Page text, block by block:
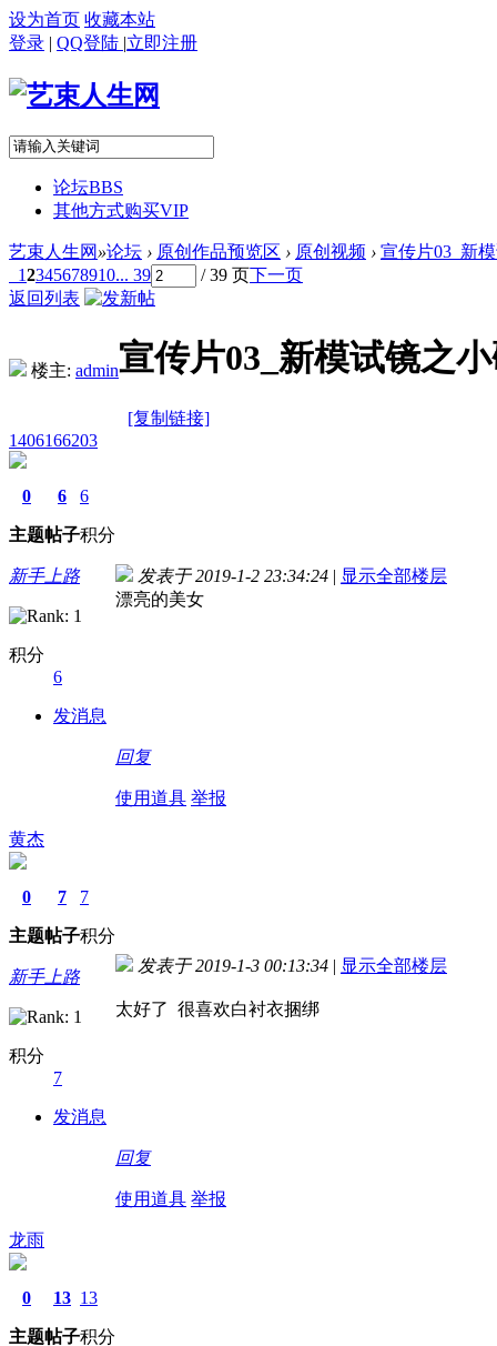
设为首页 收藏本站
登录 | QQ登陆 |立即注册
论坛BBS
其他方式购买VIP
艺束人生网 »论坛 › 原创作品预览区 › 原创视频 › 宣传片03_新
12345678910... 39 / 39 页下一页
返回列表
楼主: admin宣传片03_新模试镜之
[复制链接]
1406166203
0
主题
6
帖子
6
积分
新手上路
积分
6
发消息
发表于 2019-1-2 23:34:24 | 显示全部楼层
漂亮的美女
回复
使用道具 举报
黄杰
0
主题
7
帖子
7
积分
新手上路
积分
7
发消息
发表于 2019-1-3 00:13:34 | 显示全部楼层
太好了 很喜欢白衬衣捆绑
回复
使用道具 举报
龙雨
0
主题
13
帖子
13
积分